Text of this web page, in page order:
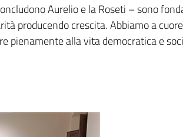
Aurelio e la Roseti – sono
producendo crescita. Abbiamo a
pienamente alla vita democratica e